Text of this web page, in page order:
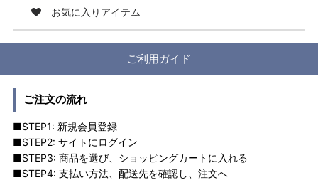
お気に入りアイテム
ご利用ガイド
ご注文の流れ
■STEP1: 新規会員登録
■STEP2: サイトにログイン
■STEP3: 商品を選び、ショッピングカートに入れる
■STEP4: 支払い方法、配送先を確認し、注文へ